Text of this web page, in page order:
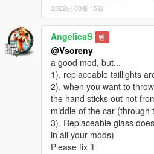
2022년 03월 15일
AngelicaS 밴
@Vsoreny
a good mod, but...
1). replaceable taillights
2). when you want to
the hand sticks out not
middle of the car (through
3). Replaceable glass
in all your mods)
Please fix it